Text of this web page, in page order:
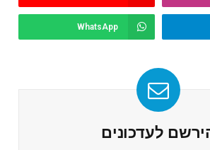
WhatsApp
לעדכונים